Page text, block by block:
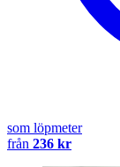
som löpmeter
från 236 kr